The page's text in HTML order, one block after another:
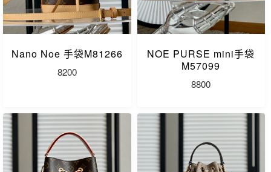
Nano Noe 手袋M81266
8200
NOE PURSE mini手袋
M57099
8800